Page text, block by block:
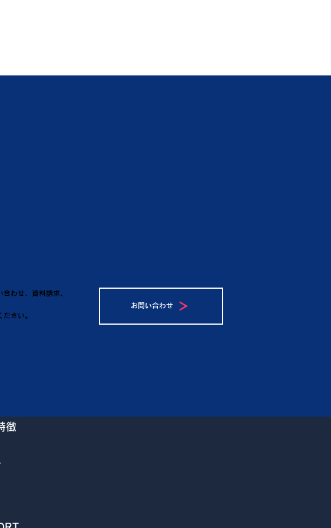
お問い合わせ
わせ、資料請求、
さい。
徴